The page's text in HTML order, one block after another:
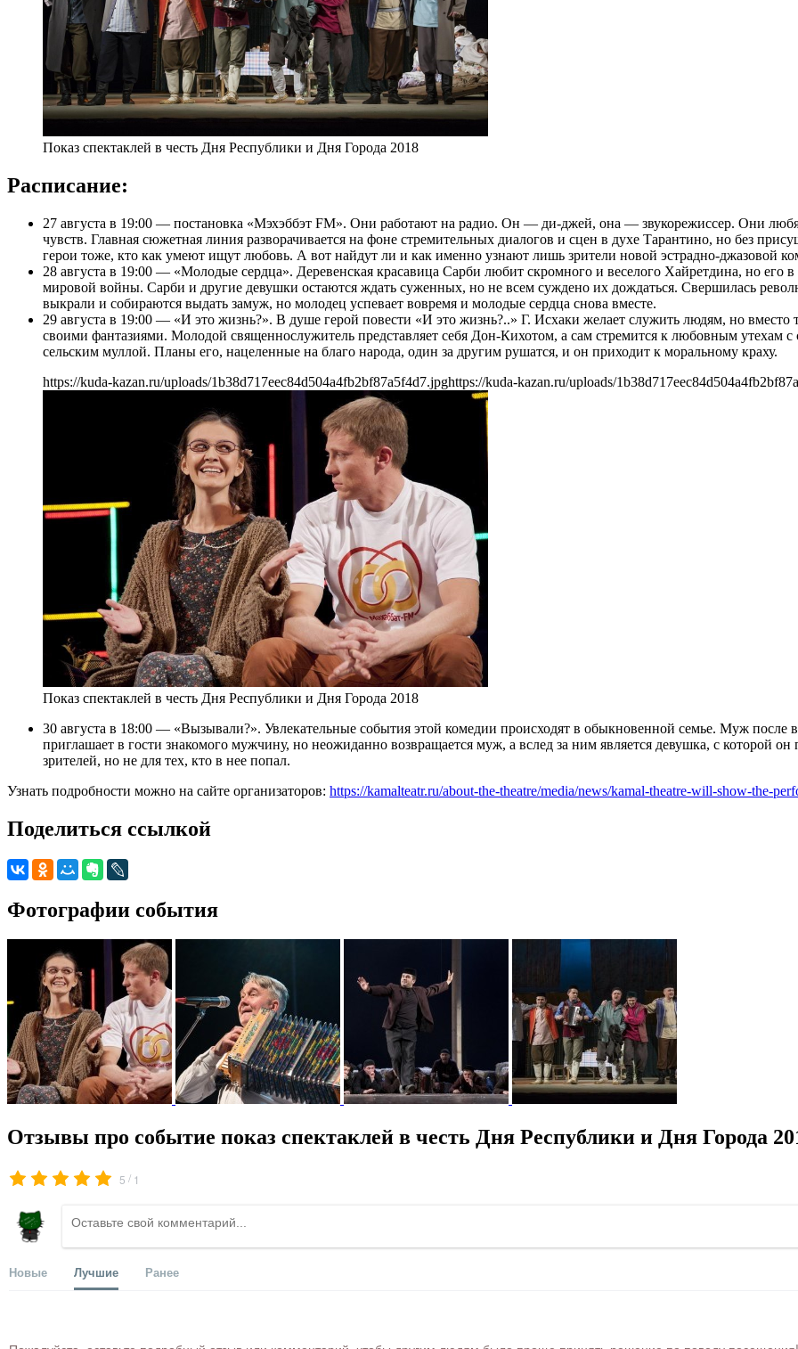
Показ спектаклей в честь Дня Республики и Дня Города 2018
Расписание:
27 августа в 19:00 — постановка «Мэхэббэт FM». Они работают на радио. Он — ди-джей, она — звукорежиссер. Они
чувств. Главная сюжетная линия разворачивается на фоне стремительных диалогов и сцен в духе Тарантино, но без
герои тоже, кто как умеют ищут любовь. А вот найдут ли и как именно узнают лишь зрители новой эстрадно-джазовой
28 августа в 19:00 — «Молодые сердца». Деревенская красавица Сарби любит скромного и веселого Хайретдина, но
мировой войны. Сарби и другие девушки остаются ждать суженных, но не всем суждено их дождаться. Свершилась
выкрали и собираются выдать замуж, но молодец успевает вовремя и молодые сердца снова вместе.
29 августа в 19:00 — «И это жизнь?». В душе герой повести «И это жизнь?..» Г. Исхаки желает служить людям, но вместо
своими фантазиями. Молодой священнослужитель представляет себя Дон-Кихотом, а сам стремится к любовным утехам
сельским муллой. Планы его, нацеленные на благо народа, один за другим рушатся, и он приходит к моральному краху.
https://kuda-kazan.ru/uploads/1b38d717eec84d504a4fb2bf87a5f4d7.jpghttps://kuda-kazan.ru/uploads/
Показ спектаклей в честь Дня Республики и Дня Города 2018
30 августа в 18:00 — «Вызывали?». Увлекательные события этой комедии происходят в обыкновенной семье. Муж после
приглашает в гости знакомого мужчину, но неожиданно возвращается муж, а вслед за ним является девушка, с которой
зрителей, но не для тех, кто в нее попал.
Узнать подробности можно на сайте организаторов: https://kamalteatr.ru/about-the-theatre/media/news/kamal-theatre-will-show-the-
Поделиться ссылкой
Фотографии события
Отзывы про событие показ спектаклей в честь Дня Республики и Дня Города
5 / 1
Новые Лучшие Ранее